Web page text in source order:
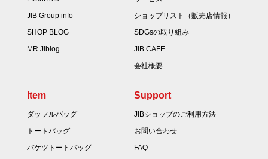
JIB Group info
SHOP BLOG
MR.Jiblog
ショップリスト（販売店情報）
SDGsの取り組み
JIB CAFE
会社概要
Item
ダッフルバッグ
トートバッグ
バケツトートバッグ
Support
JIBショップのご利用方法
お問い合わせ
FAQ